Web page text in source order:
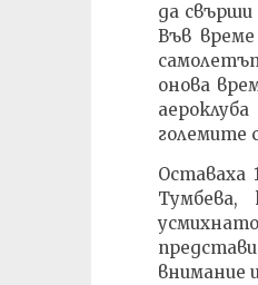
да
Във
онова
големите
Оставаха
внимание